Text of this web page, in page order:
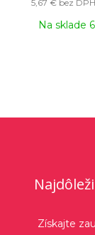
5,67 € bez
Na sklade
Získajte